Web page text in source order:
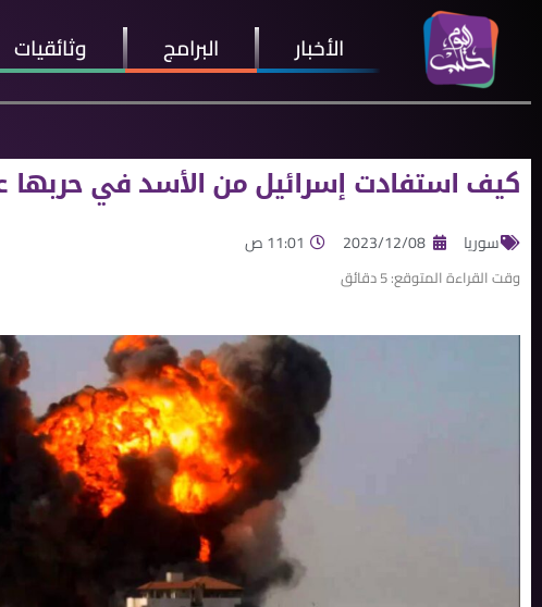
الأخبار البرامج وثائقيات
كيف استفادت إسرائيل من الأسد في حربها
سوريا 2023/12/08 11:01 ص
وقت القراءة المتوقع:5دقائق